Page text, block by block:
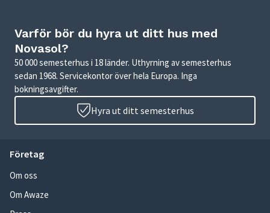
Varför bör du hyra ut ditt hus med
Novasol?
50 000 semesterhus i 18 länder. Uthyrning av semesterhus
sedan 1968. Servicekontor över hela Europa. Inga
bokningsavgifter.
Hyra ut ditt semesterhus
Företag
Om oss
Om Awaze